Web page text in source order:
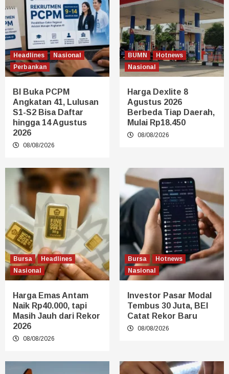
Headlines
Nasional
Perbankan
BI Buka PCPM
Angkatan 41, Lulusan
S1-S2 Bisa Daftar
hingga 14 Agustus
2026
08/08/2026
BUMN
Hotnews
Nasional
Harga Dexlite 8
Agustus 2026
Berbeda Tiap Daerah,
Mulai Rp18.450
08/08/2026
Bursa
Headlines
Nasional
Harga Emas Antam
Naik Rp40.000, tapi
Masih Jauh dari Rekor
2026
08/08/2026
Bursa
Hotnews
Nasional
Investor Pasar Modal
Tembus 30 Juta, BEI
Catat Rekor Baru
08/08/2026